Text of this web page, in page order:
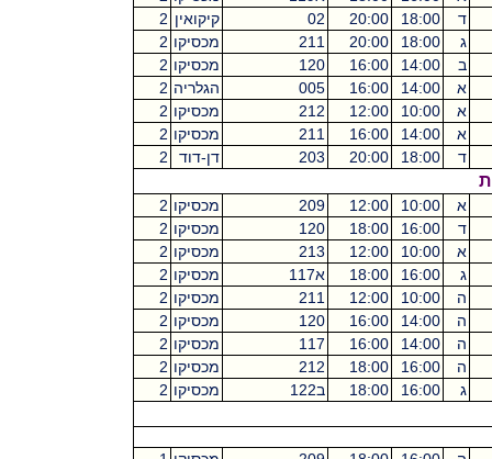
ד
18:00
20:00
02 קיקואין 2
ג
18:00
20:00
211 מכסיקו 2
ב
14:00
16:00
120 מכסיקו 2
א
14:00
16:00
005 הגלריה 2
א
10:00
12:00
212 מכסיקו 2
א
14:00
16:00
211 מכסיקו 2
ד
18:00
20:00
203 דן-דוד 2
א 10:00
12:00
209 מכסיקו 2
ד
16:00
18:00
120 מכסיקו 2
א
10:00
12:00
213 מכסיקו 2
ג
16:00
18:00 א117 מכסיקו 2
ה
10:00
12:00
211 מכסיקו 2
ה
14:00
16:00
120 מכסיקו 2
ה
14:00
16:00
117 מכסיקו 2
ה
16:00
18:00
212 מכסיקו 2
ג
16:00
18:00 ב122 מכסיקו 2